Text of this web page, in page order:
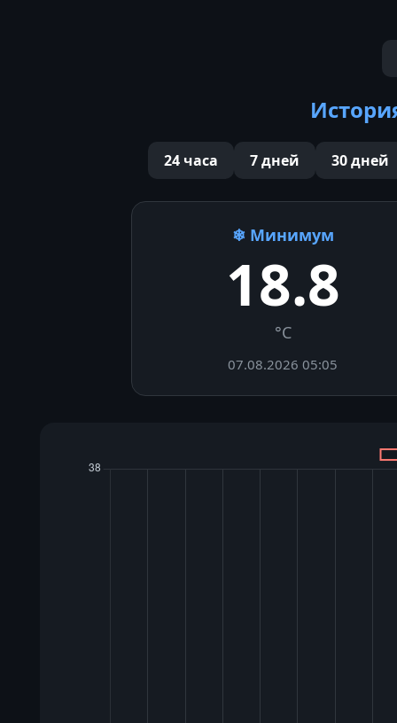
24 часа 7 дней 30 дней
❄ Минимум
18.8
°C
07.08.2026 05:05